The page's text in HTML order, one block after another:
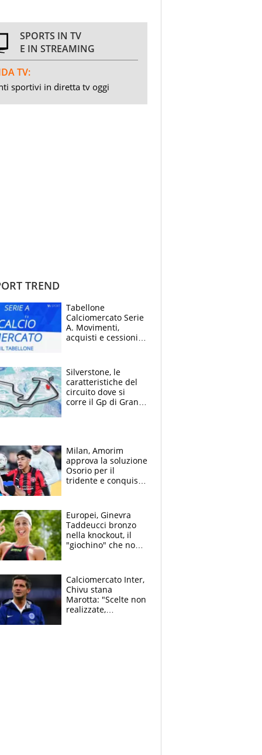
SPORTS IN TV
E IN STREAMING
TV:
sportivi in diretta tv oggi
TREND
Tabellone
Calciomercato Serie
A. Movimenti,
acquisti e cessioni:
Silverstone, le
caratteristiche del
circuito dove si
corre il Gp di Gran
Milan, Amorim
approva la soluzione
Osorio per il
tridente e conquista
Allegri
Europei, Ginevra
Taddeucci bronzo
nella knockout, il
"giochino" che non
Calciomercato Inter,
Chivu stana
Marotta: "Scelte non
realizzate,